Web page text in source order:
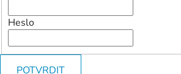
Heslo
POTVRDIT